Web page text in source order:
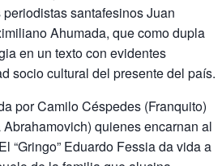
santafesinos Juan
Ahumada, que como dupla
en un texto con evidentes
socio cultural del presente del país.
por Camilo Céspedes (Franquito)
Abrahamovich) quienes encarnan al
“Gringo” Eduardo Fessia da vida a